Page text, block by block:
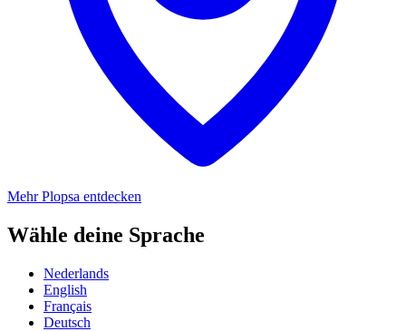
Mehr Plopsa entdecken
Wähle deine Sprache
Nederlands
English
Français
Deutsch